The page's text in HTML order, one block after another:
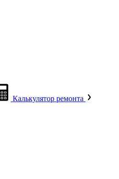
Калькулятор ремонта